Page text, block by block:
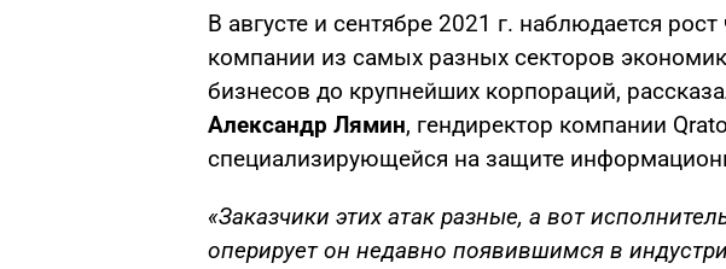
В августе и сентябре 2021 г. наблюдается рост
компании из самых разных секторов
бизнесов до крупнейших корпораций,
Александр Лямин, гендиректор компании
специализирующейся на защите
«Заказчики этих атак разные, а вот
оперирует он недавно появившимся в